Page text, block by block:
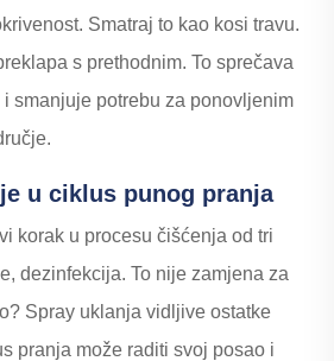
Smatraj to kao kosi travu.
s prethodnim. To sprečava
smanjuje potrebu za ponovljenim
u ciklus punog pranja
korak u procesu čišćenja od tri
dezinfekcija. To nije zamjena za
Spray uklanja vidljive ostatke
pranja može raditi svoj posao i